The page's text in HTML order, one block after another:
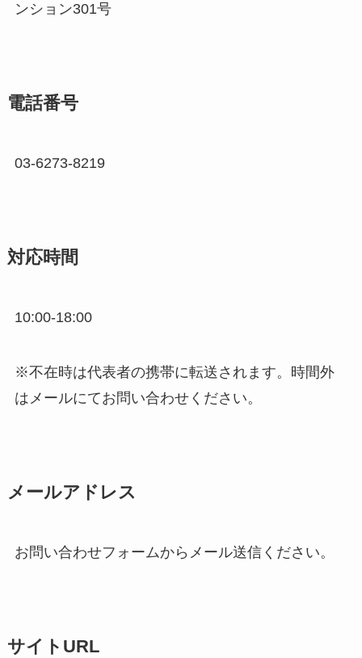
ンション301号
電話番号
03-6273-8219
対応時間
10:00-18:00
※不在時は代表者の携帯に転送されます。時間外
はメールにてお問い合わせください。
メールアドレス
お問い合わせフォームからメール送信ください。
サイトURL